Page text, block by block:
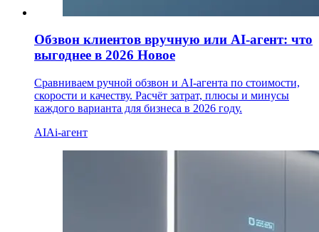
Обзвон клиентов вручную или AI-агент: что
выгоднее в 2026 Новое
Сравниваем ручной обзвон и AI-агента по стоимости,
скорости и качеству. Расчёт затрат, плюсы и минусы
каждого варианта для бизнеса в 2026 году.
AIAi-агент